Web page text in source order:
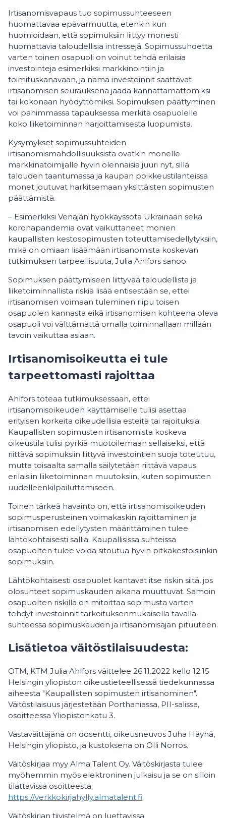
Irtisanomisvapaus tuo sopimussuhteeseen
huomattavaa epävarmuutta, etenkin kun
huomioidaan, että sopimuksiin liittyy monesti
huomattavia taloudellisia intressejä. Sopimussuhdetta
varten toinen osapuoli on voinut tehdä erilaisia
investointeja esimerkiksi markkinointiin ja
toimituskanavaan, ja nämä investoinnit saattavat
irtisanomisen seurauksena jäädä kannattamattomiksi
tai kokonaan hyödyttömiksi. Sopimuksen päättyminen
voi pahimmassa tapauksessa merkitä osapuolelle
koko liiketoiminnan harjoittamisesta luopumista.
Kysymykset sopimussuhteiden
irtisanomismahdollisuuksista ovatkin monelle
markkinatoimijalle hyvin olennaisia juuri nyt, sillä
talouden taantumassa ja kaupan poikkeustilanteissa
monet joutuvat harkitsemaan yksittäisten sopimusten
päättämistä.
­– Esimerkiksi Venäjän hyökkäyssota Ukrainaan sekä
koronapandemia ovat vaikuttaneet monien
kaupallisten kestosopimusten toteuttamisedellytyksiin,
mikä on omiaan lisäämään irtisanomista koskevan
tutkimuksen tarpeellisuuta, Julia Ahlfors sanoo.
Sopimuksen päättymiseen liittyvää taloudellista ja
liiketoiminnallista riskiä lisää entisestään se, ettei
irtisanomisen voimaan tuleminen riipu toisen
osapuolen kannasta eikä irtisanomisen kohteena oleva
osapuoli voi välttämättä omalla toiminnallaan millään
tavoin vaikuttaa asiaan.
Irtisanomisoikeutta ei tule
tarpeettomasti rajoittaa
Ahlfors toteaa tutkimuksessaan, ettei
irtisanomisoikeuden käyttämiselle tulisi asettaa
erityisen korkeita oikeudellisia esteitä tai rajoituksia.
Kaupallisten sopimusten irtisanomista koskeva
oikeustila tulisi pyrkiä muotoilemaan sellaiseksi, että
riittävä sopimuksiin liittyvä investointien suoja toteutuu,
mutta toisaalta samalla säilytetään riittävä vapaus
erilaisiin liiketoiminnan muutoksiin, kuten sopimusten
uudelleenkilpailuttamiseen.
Toinen tärkeä havainto on, että irtisanomisoikeuden
sopimusperusteinen voimakaskin rajoittaminen ja
irtisanomisen edellytysten määrittäminen tulee
lähtökohtaisesti sallia. Kaupallisissa suhteissa
osapuolten tulee voida sitoutua hyvin pitkäkestoisiinkin
sopimuksiin.
Lähtökohtaisesti osapuolet kantavat itse riskin siitä, jos
olosuhteet sopimuskauden aikana muuttuvat. Samoin
osapuolten riskillä on mitoittaa sopimusta varten
tehdyt investoinnit tarkoituksenmukaisella tavalla
suhteessa sopimuskauden ja irtisanomisajan pituuteen.
Li­sä­tie­toa väi­tös­ti­lai­suu­des­ta:
OTM, KTM Julia Ahlfors väittelee 26.11.2022 kello 12.15
Helsingin yliopiston oikeustieteellisessä tiedekunnassa
aiheesta "Kaupallisten sopimusten irtisanominen".
Väitöstilaisuus järjestetään Porthaniassa, PII-salissa,
osoitteessa Yliopistonkatu 3.
Vastaväittäjänä on dosentti, oikeusneuvos Juha Häyhä,
Helsingin yliopisto, ja kustoksena on Olli Norros.
Väitöskirjaa myy Alma Talent Oy. Väitöskirjasta tulee
myöhemmin myös elektroninen julkaisu ja se on silloin
tilattavissa osoitteesta:
https://verkkokirjahylly.almatalent.fi.
Väitöskirjan tiivistelmä on luettavissa